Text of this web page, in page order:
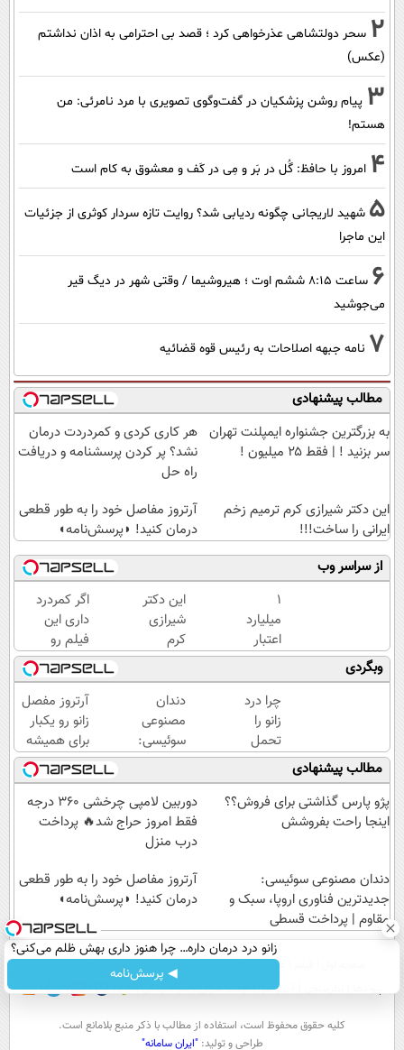
2 سحر دولتشاهی عذرخواهی کرد ؛ قصد بی احترامی به اذان نداشتم
(عکس)
3 پیام روشن پزشکیان در گفت‌و‌گوی تصویری با مرد نامرئی: من
هستم!
4 امروز با حافظ: گُل در بَر و مِی در کَف و معشوق به کام است
5 شهید لاریجانی چگونه ردیابی شد؟ روایت تازه سردار کوثری از جزئیات
این ماجرا
6
ساعت ۸:۱۵ ششم اوت ؛ هیروشیما / وقتی شهر در دیگ قیر
می‌جوشید
7 نامه جبهه اصلاحات به رئیس قوه قضائیه
مطالب پیشنهادی
به بزرگترین جشنواره ایمپلنت تهران
سر بزنید ! | فقط ۲۵ میلیون !
هر کاری کردی و کمردردت درمان
نشد؟ پر کردن پرسشنامه و دریافت
راه حل
این دکتر شیرازی کرم ترمیم زخم
ایرانی را ساخت!!!
آرتروز مفاصل خود را به طور قطعی
درمان کنید! ◗پرسش‌نامه◖
از سراسر وب
۱
میلیارد
اعتبار
خرید
طلا |
بدون
ضامن
و چک
این دکتر
شیرازی
کرم
ترمیم
زخم
ایرانی را
ساخت!!!
اگر کمردرد
داری این
فیلم رو
ببین!
◗پرسش‌نامه
رو پر کن◖
وبگردی
چرا درد
زانو را
تحمل
می‌کنی؟
خیلی
ساده
دندان
مصنوعی
سوئیسی:
جدیدترین
فناوری
اروپا،
سبک و
مقاوم |
قسطی
آرتروز مفصل
زانو رو یکبار
برای همیشه
درمان کن!
◗پرسش‌نامه◖
مطالب پیشنهادی
پژو پارس گذاشتی برای فروش؟؟
اینجا راحت بفروشش
دوربین لامپی چرخشی 360 درجه
فقط امروز حراج شد🔥 پرداخت
درب منزل
دندان مصنوعی سوئیسی:
جدیدترین فناوری اروپا، سبک و
مقاوم | پرداخت قسطی
آرتروز مفاصل خود را به طور قطعی
درمان کنید! ◗پرسش‌نامه◖
زانو درد درمان داره… چرا هنوز داری بهش ظلم می‌کنی؟
◀ پرسش‌نامه
عصر ایران۲ درباره عصرایران تماس با ما
آب و هوا اوقات شرعی سواد زندگی
كليه حقوق محفوظ است، استفاده از مطالب با ذكر منبع بلامانع است.
طراحی و تولید:"ایران سامانه"